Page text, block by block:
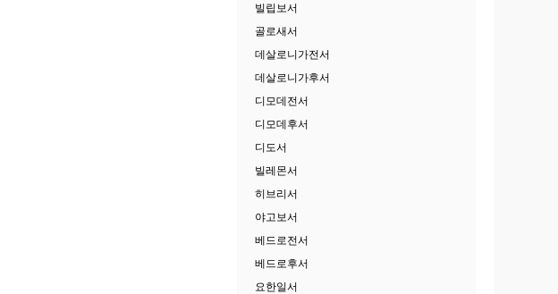
빌립보서
골로새서
데살로니가전서
데살로니가후서
디모데전서
디모데후서
디도서
빌레몬서
히브리서
야고보서
베드로전서
베드로후서
요한일서